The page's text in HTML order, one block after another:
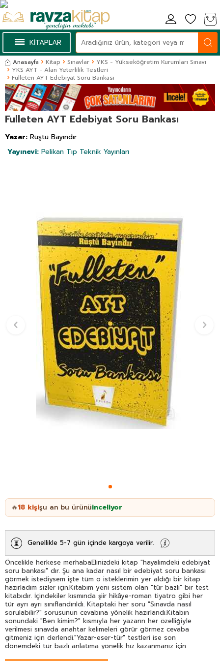
KİTAPLAR
Anasayfa Kitap Sınavlar
YKS - Yükseköğretim Kurumları Sınavı
YKS AYT - Alan Yeterlilik Testleri
Fulleten AYT Edebiyat Soru Bankası
Fulleten AYT Edebiyat Soru Bankası
Yazar: Rüştü Bayındır
Yayınevi: Pelikan Tıp Teknik Yayınları
🔥18 kişişu an bu ürünüinceliyor
Genellikle 5-7 gün içinde kargoya verilir.
Öncelikle herkese merhabaElinizdeki kitap "hayalimdeki edebiyat
soru bankası" dır. Şu ana kadar nasıl bir edebiyat soru bankası
görmek istediysem işte tüm o isteklerimin yer aldığı bir kitap
hazırladım sizler için.Kitabım yeni sistem olan "tür bazlı" bir test
kitabıdır. İçindekiler kısmında şiir hikâye-roman tiyatro gibi her
tür ayrı ayrı sınıflandırıldı. Kitaptaki her soru "Sınavda nasıl
sorulabilir?" sorusunun cevabına yönelik hazırlandı.Kitabın
sonundaki "Ben kimim?" kısmıyla her yazarın her özelliğiyle
verilmesi sınavda anahtar kelimeleri görür görmez cevaba
gitmeniz için derlendi."Yazar-eser-tür" testleri ise son
dönemdeki tür bazlı anlatıma yönelik hız kazanmanız için